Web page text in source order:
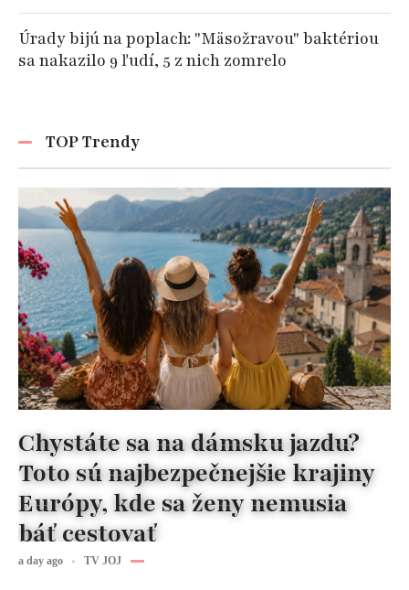
Úrady bijú na poplach: "Mäsožravou" baktériou
sa nakazilo 9 ľudí, 5 z nich zomrelo
TOP Trendy
Chystáte sa na dámsku jazdu?
Toto sú najbezpečnejšie krajiny
Európy, kde sa ženy nemusia
báť cestovať
a day ago TV JOJ